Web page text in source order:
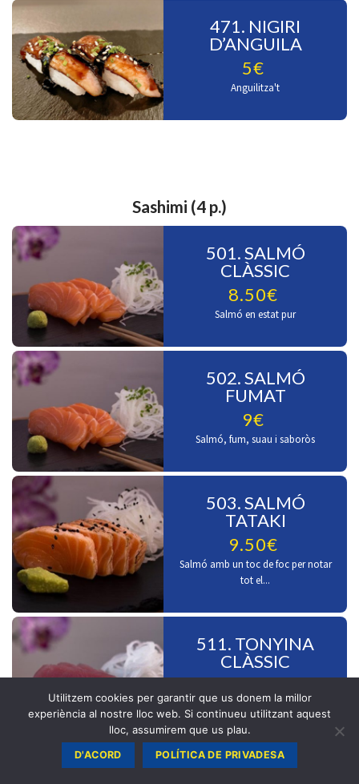
471. NIGIRI
D’ANGUILA
5€
Anguilitza't
Sashimi (4 p.)
501. SALMÓ
CLÀSSIC
8.50€
Salmó en estat pur
502. SALMÓ
FUMAT
9€
Salmó, fum, suau i saboròs
503. SALMÓ
TATAKI
9.50€
Salmó amb un toc de foc per notar
tot el...
511. TONYINA
CLÀSSIC
9.50€
Tonyina en estat pur
512. TONYINA
Utilitzem cookies per garantir que us donem la millor
experiència al nostre lloc web. Si continueu utilitzant aquest
lloc, assumirem que us plau.
D'ACORD POLÍTICA DE PRIVADESA